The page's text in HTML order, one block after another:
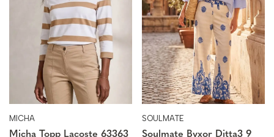
MICHA
Micha Topp Lacoste 63363
SOULMATE
Soulmate Byxor Ditta3 9